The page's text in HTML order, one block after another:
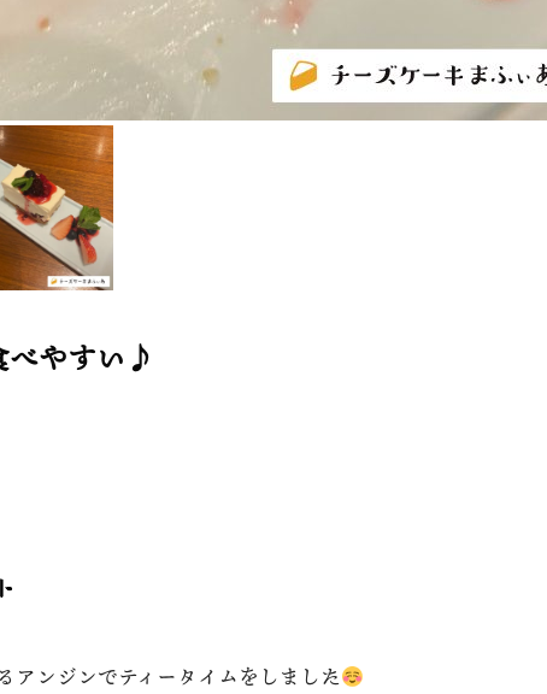
べやすい♪
アンジンでティータイムをしました